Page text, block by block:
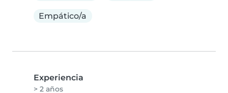
Empático/a
Experiencia
> 2 años